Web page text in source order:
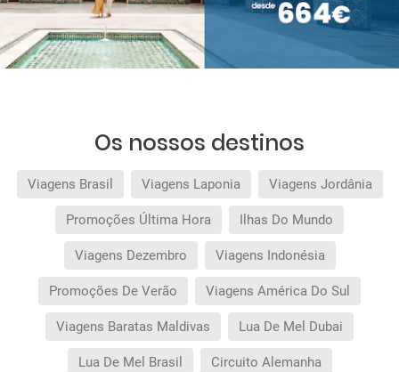
Os nossos destinos
Viagens Brasil Viagens Laponia Viagens Jordânia
Promoções Última Hora Ilhas Do Mundo
Viagens Dezembro Viagens Indonésia
Promoções De Verão Viagens América Do Sul
Viagens Baratas Maldivas Lua De Mel Dubai
Lua De Mel Brasil Circuito Alemanha